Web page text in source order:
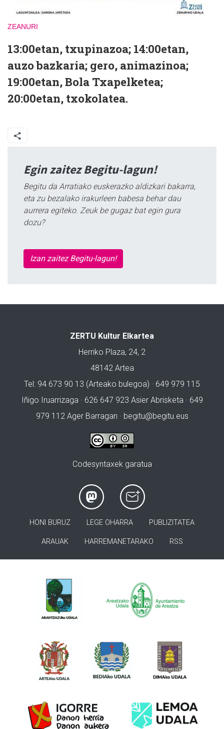
ZEANURI
13:00etan, txupinazoa; 14:00etan,
auzo bazkaria; gero, animazinoa;
19:00etan, Bola Txapelketea;
20:00etan, txokolatea.
Egin zaitez Begitu-lagun!
Begitu da Arratiako euskerazko aldizkari bakarra,
eta zu bezalako irakurleen babesa behar dau
aurrera egiteko. Zeuk be gugaz bat egin gura
dozu?
Izan zaitez Begitu-lagun!
ZERTU Kultur Elkartea
Herriko Plaza, 24, 2
48142 Artea
Tel: 94 673 90 13 (Arteako bulegoa) · 649 979 115
Iñigo Iruarrizaga · 626 647 923 Asier Abrisketa · 649
979 112 Ager Barragan · begitu@begitu.eus
Codesyntaxek garatua
HONI BURUZ LEGE OHARRA PUBLIZITATEA
ARAUAK HARREMANETARAKO RSS